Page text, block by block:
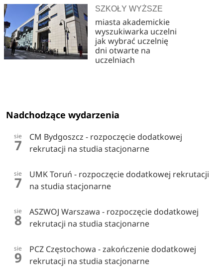
SZKOŁY WYŻSZE
miasta akademickie
wyszukiwarka uczelni
jak wybrać uczelnię
dni otwarte na
uczelniach
Nadchodzące wydarzenia
sie
7
CM Bydgoszcz - rozpoczęcie dodatkowej
rekrutacji na studia stacjonarne
sie
7
UMK Toruń - rozpoczęcie dodatkowej rekrutacji
na studia stacjonarne
sie
8
ASZWOJ Warszawa - rozpoczęcie dodatkowej
rekrutacji na studia stacjonarne
sie
9
PCZ Częstochowa - zakończenie dodatkowej
rekrutacji na studia stacjonarne